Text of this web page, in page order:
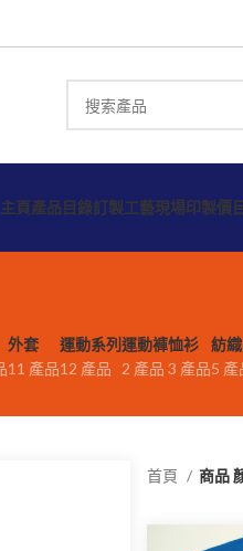
主頁產品目錄訂製工藝現場印製價
外套
11 產品
運動系列
12 產品
運動褲
2 產品
恤衫
3 產品
紡
5 產
首頁 商品